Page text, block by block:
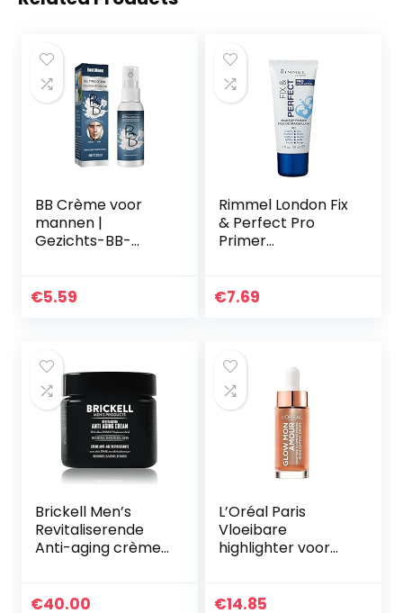
BB Crème voor
mannen |
Gezichts-BB-
verhelderende luie
€5.59
Rimmel London Fix
& Perfect Pro
Primer
€7.69
Brickell Men’s
Revitaliserende
Anti-aging crème
Organische Anti-
€40.00
L’Oréal Paris
Vloeibare
highlighter voor
Highlighting Drops,
€14.85